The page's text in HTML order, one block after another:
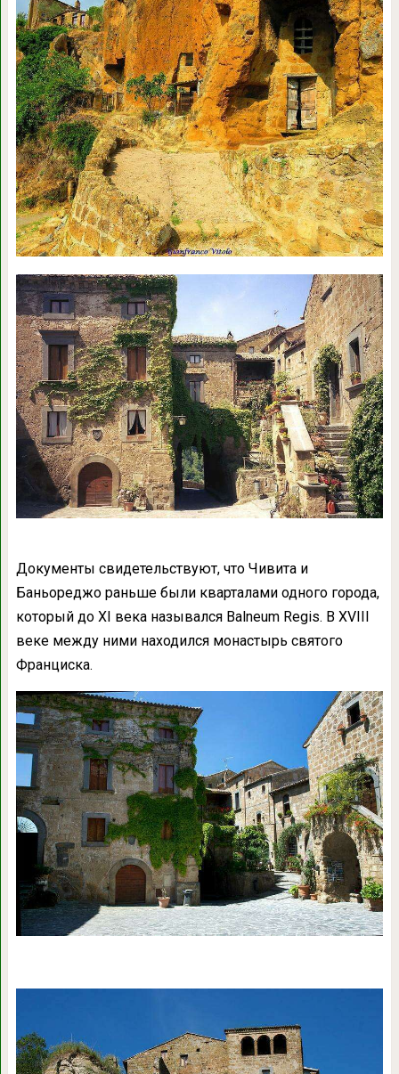
Документы свидетельствуют, что Чивита и
Баньореджо раньше были кварталами одного города,
который до XI века назывался Balneum Regis. В XVIII
веке между ними находился монастырь святого
Франциска.